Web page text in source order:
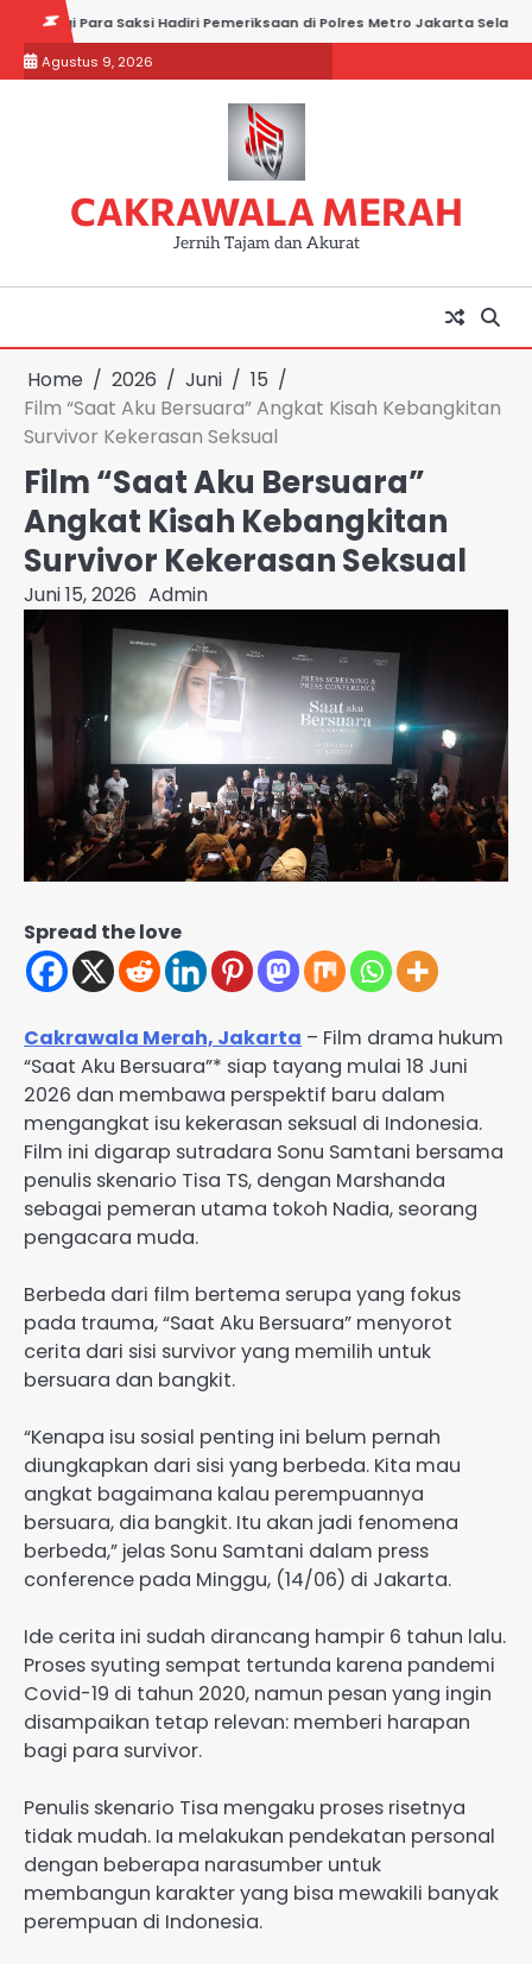
content
Saksi Hadiri Pemeriksaan di Polres Metro Jakarta Selatan
Agustus 9, 2026
CAKRAWALA MERAH
Jernih Tajam dan Akurat
Home 2026 Juni
15
Film “Saat Aku Bersuara” Angkat Kisah Kebangkitan
Survivor Kekerasan Seksual
Film “Saat Aku Bersuara”
Angkat Kisah Kebangkitan
Survivor Kekerasan Seksual
Juni 15, 2026 Admin
Spread the love
Cakrawala Merah, Jakarta – Film drama hukum
“Saat Aku Bersuara”* siap tayang mulai 18 Juni
2026 dan membawa perspektif baru dalam
mengangkat isu kekerasan seksual di Indonesia.
Film ini digarap sutradara Sonu Samtani bersama
penulis skenario Tisa TS, dengan Marshanda
sebagai pemeran utama tokoh Nadia, seorang
pengacara muda.
Berbeda dari film bertema serupa yang fokus
pada trauma, “Saat Aku Bersuara” menyorot
cerita dari sisi survivor yang memilih untuk
bersuara dan bangkit.
“Kenapa isu sosial penting ini belum pernah
diungkapkan dari sisi yang berbeda. Kita mau
angkat bagaimana kalau perempuannya
bersuara, dia bangkit. Itu akan jadi fenomena
berbeda,” jelas Sonu Samtani dalam press
conference pada Minggu, (14/06) di Jakarta.
Ide cerita ini sudah dirancang hampir 6 tahun lalu.
Proses syuting sempat tertunda karena pandemi
Covid-19 di tahun 2020, namun pesan yang ingin
disampaikan tetap relevan: memberi harapan
bagi para survivor.
Penulis skenario Tisa mengaku proses risetnya
tidak mudah. Ia melakukan pendekatan personal
dengan beberapa narasumber untuk
membangun karakter yang bisa mewakili banyak
perempuan di Indonesia.